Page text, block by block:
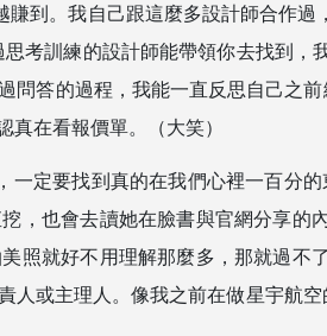
到。我自己跟這麼多設計師合作
考訓練的設計師能帶領你去找到，
答的過程，我能一直反思自己之
在看報價單。（大笑）
定要找到真的在我們心裡一百分
，也會去讀她在臉書與官網分享的
照就好不用理解那麼多，那就過不
或主理人。像我之前在做星宇航